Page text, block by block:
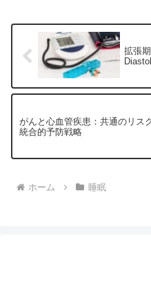
拡張
がんと心血管疾患：共通のリス
統合的予防戦略
ホーム 睡眠